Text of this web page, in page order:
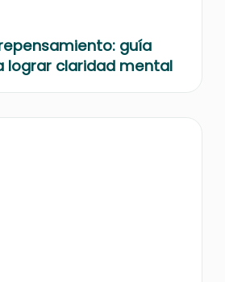
guía
lograr claridad mental